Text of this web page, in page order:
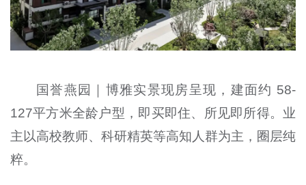
国誉燕园｜博雅实景现房呈现，建面约 58-
127平方米全龄户型，即买即住、所见即所得。业
主以高校教师、科研精英等高知人群为主，圈层纯
粹。